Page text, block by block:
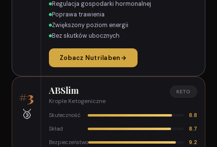
Regulacja gospodarki hormonalnej
Poprawa trawienia
Zwiększony poziom energii
Bez skutków ubocznych
Zobacz Nutrilaben
#3
🥉
ABSlim
Krople Ketogeniczne
KETO
Skuteczność
8.8
Skład
8.7
Bezpieczeństwo
9.2